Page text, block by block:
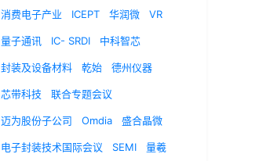
消费电子产业 ICEPT 华润微 VR
量子通讯 IC- SRDI 中科智芯
封装及设备材料 乾始 德州仪器
芯带科技 联合专题会议
迈为股份子公司 Omdia 盛合晶微
电子封装技术国际会议 SEMI 量羲